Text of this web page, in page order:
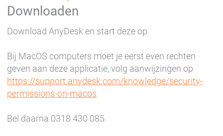
Downloaden
Download AnyDesk en start deze op.
Bij MacOS computers moet je eerst even rechten
geven aan deze applicatie, volg aanwijzingen op
https://support.anydesk.com/knowledge/security-
permissions-on-macos
Bel daarna 0318 430 085.